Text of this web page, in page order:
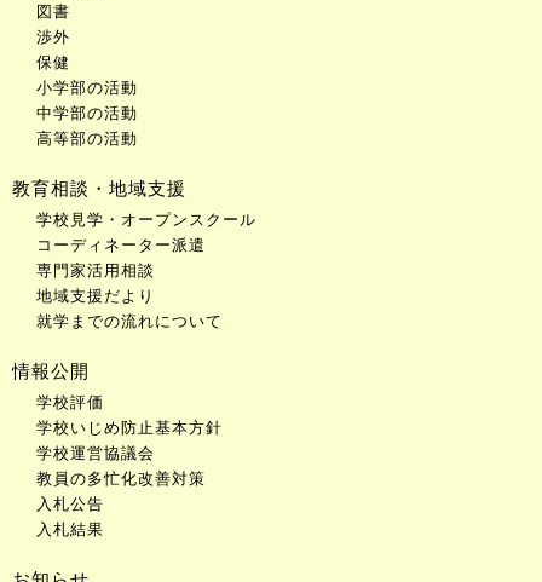
図書
渉外
保健
小学部の活動
中学部の活動
高等部の活動
教育相談・地域支援
学校見学・オープンスクール
コーディネーター派遣
専門家活用相談
地域支援だより
就学までの流れについて
情報公開
学校評価
学校いじめ防止基本方針
学校運営協議会
教員の多忙化改善対策
入札公告
入札結果